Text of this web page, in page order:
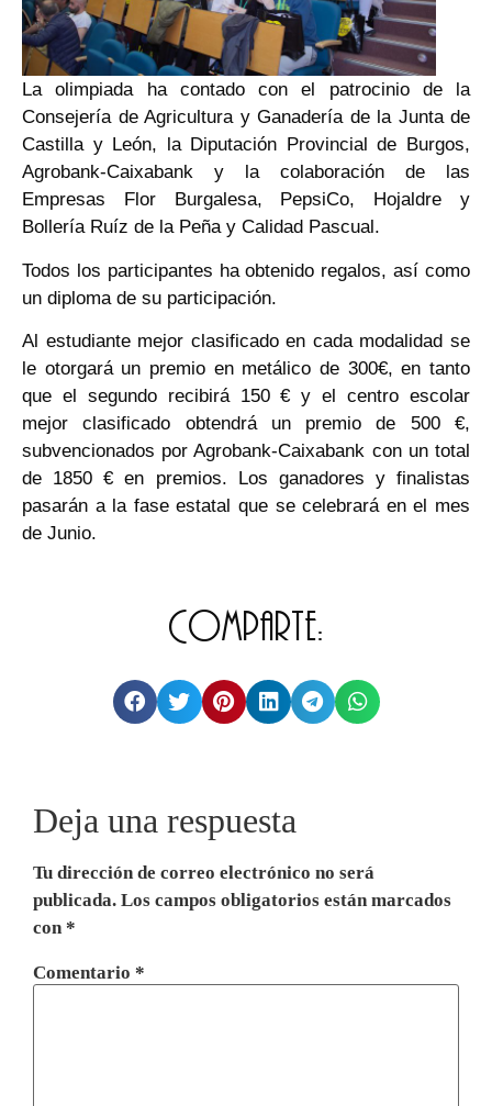
La olimpiada ha contado con el patrocinio de la
Consejería de Agricultura y Ganadería de la Junta de
Castilla y León, la Diputación Provincial de Burgos,
Agrobank-Caixabank y la colaboración de las
Empresas Flor Burgalesa, PepsiCo, Hojaldre y
Bollería Ruíz de la Peña y Calidad Pascual.
Todos los participantes ha obtenido regalos, así como
un diploma de su participación.
Al estudiante mejor clasificado en cada modalidad se
le otorgará un premio en metálico de 300€, en tanto
que el segundo recibirá 150 € y el centro escolar
mejor clasificado obtendrá un premio de 500 €,
subvencionados por Agrobank-Caixabank con un total
de 1850 € en premios. Los ganadores y finalistas
pasarán a la fase estatal que se celebrará en el mes
de Junio.
Comparte:
Deja una respuesta
Tu dirección de correo electrónico no será
publicada. Los campos obligatorios están marcados
con*
Comentario *